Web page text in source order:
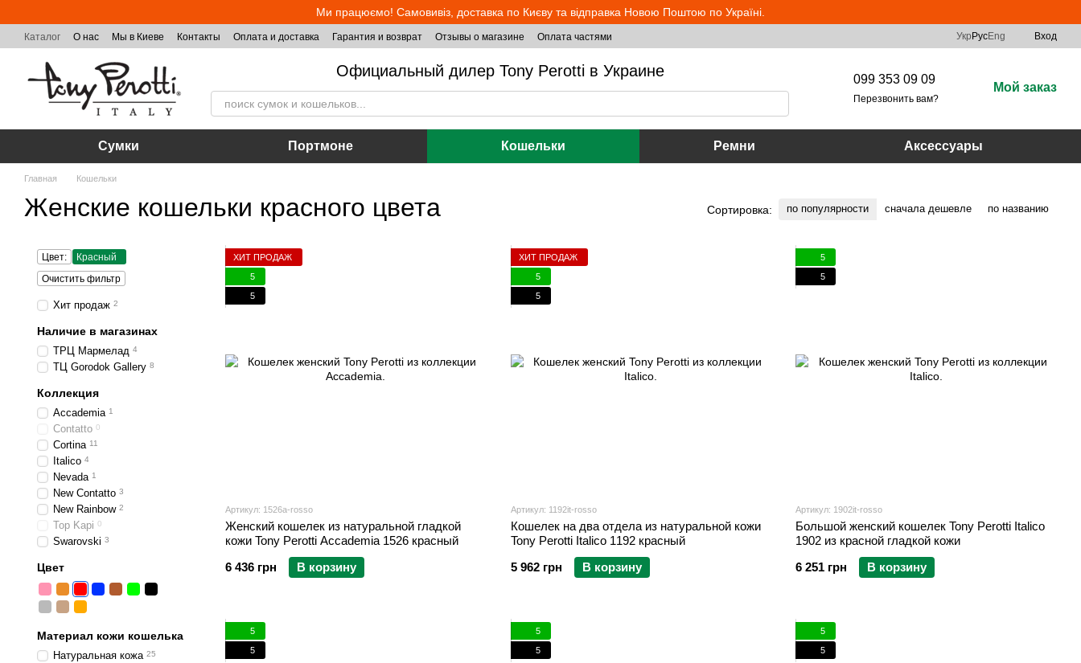
Ми працюємо! Самовивіз, доставка по Києву та відправка Новою Поштою по Україні.
Каталог О нас Мы в Киеве Контакты Оплата и доставка Гарантия и возврат Отзывы о магазине Оплата частями Укр РусEng Вход
Официальный дилер Tony Perotti в Украине 099 353 09 09
Перезвонить вам?
Мой заказ
Сумки Портмоне Кошельки Ремни Аксессуары
Главная Кошельки
Женские кошельки красного цвета Сортировка: по популярности сначала дешевле по названию
ХИТ ПРОДАЖ
5
5
Артикул: 1526a-rosso
Женский кошелек из натуральной гладкой
кожи Tony Perotti Accademia 1526 красный
6 436 грн
В корзину
ХИТ ПРОДАЖ
5
5
Артикул: 1192it-rosso
Кошелек на два отдела из натуральной кожи
Tony Perotti Italico 1192 красный
5 962 грн
В корзину
5
5
Артикул: 1902it-rosso
Большой женский кошелек Tony Perotti Italico
1902 из красной гладкой кожи
6 251 грн
В корзину
5
5
5
5
5
5
Цвет:
Красный
Очистить фильтр
Хит продаж 2
Наличие в магазинах
ТРЦ Мармелад 4
ТЦ Gorodok Gallery 8
Коллекция
Accademia 1
Contatto 0
Cortina 11
Italico 4
Nevada 1
New Contatto 3
New Rainbow 2
Top Kapi 0
Swarovski 3
Цвет
Материал кожи кошелька
Натуральная кожа 25